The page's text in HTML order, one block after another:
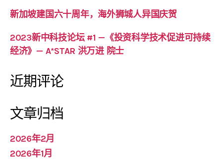
新加坡建国六十周年，海外狮城人异国庆贺
2023新中科技论坛 #1 —《投资科学技术促进可持续
经济》— A*STAR 洪万进 院士
近期评论
文章归档
2026年2月
2026年1月